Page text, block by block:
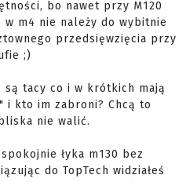
bo nawet przy M120
w m4 nie należy do wybitnie
przedsięwzięcia przy
;)
są tacy co i w krótkich mają
i kto im zabroni? Chcą to
nie walić.
łyka m130 bez
do TopTech widziałeś